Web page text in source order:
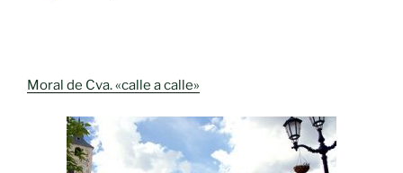
Moral de Cva. «calle a calle»